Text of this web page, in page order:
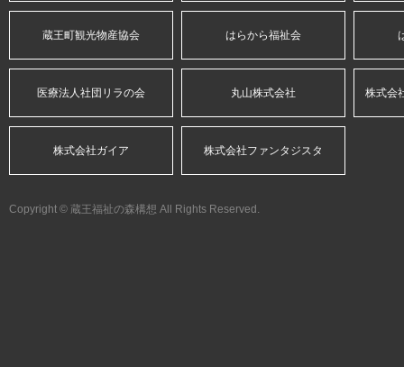
蔵王町観光物産協会 はらから福祉会
医療法人社団リラの会 丸山株式会社 株式会
株式会社ガイア 株式会社ファンタジスタ
Copyright © 蔵王福祉の森構想 All Rights Reserved.